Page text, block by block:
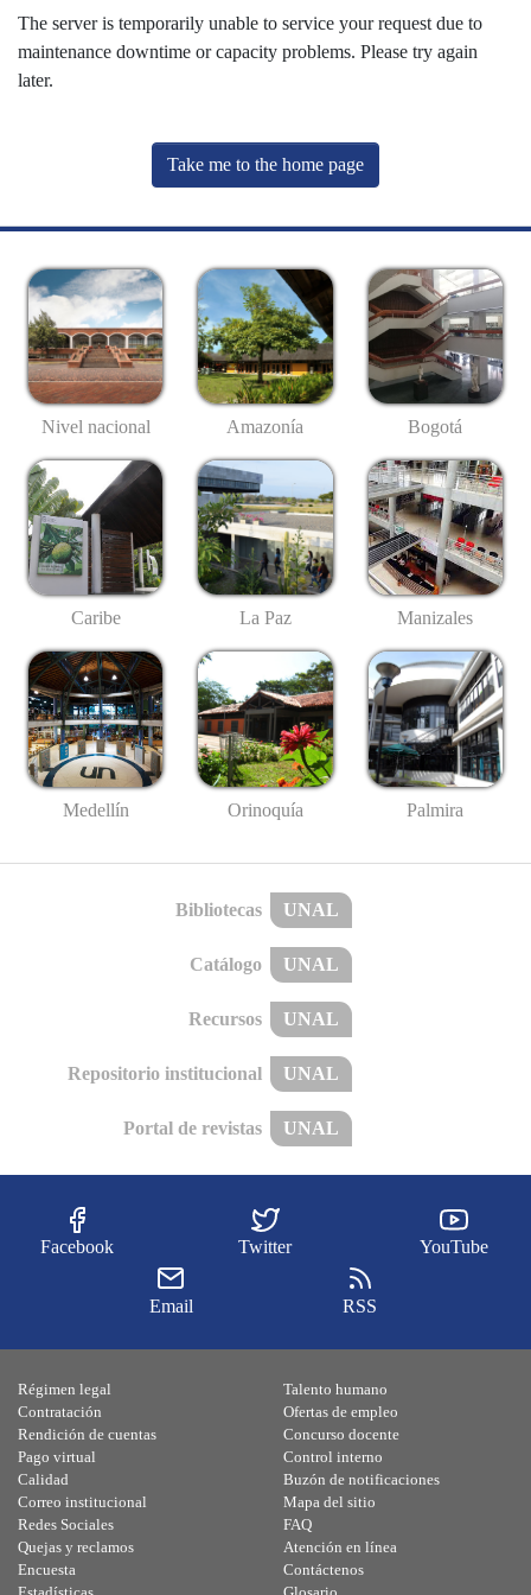
The server is temporarily unable to service your request due to
maintenance downtime or capacity problems. Please try again
later.
Take me to the home page
Nivel nacional Amazonía Bogotá
Caribe La Paz Manizales
Medellín Orinoquía Palmira
Bibliotecas UNAL
Catálogo UNAL
Recursos UNAL
Repositorio institucional UNAL
Portal de revistas UNAL
Facebook Twitter YouTube
Email RSS
Régimen legal
Contratación
Rendición de cuentas
Pago virtual
Calidad
Talento humano
Ofertas de empleo
Concurso docente
Control interno
Buzón de notificaciones
Correo institucional
Redes Sociales
Quejas y reclamos
Encuesta
Mapa del sitio
FAQ
Atención en línea
Contáctenos